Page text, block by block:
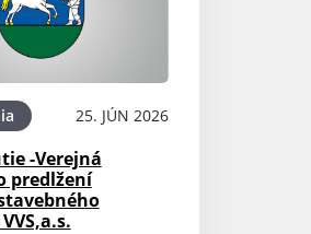
25. JÚN 2026
-Verejná
predlžení